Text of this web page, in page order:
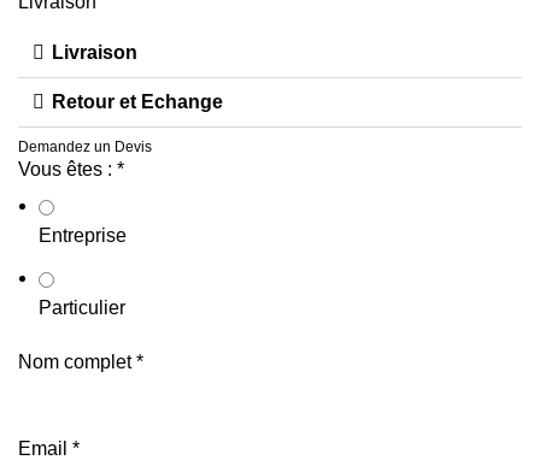
Livraison
Retour et Echange
Demandez un Devis
Vous êtes : *
Entreprise
Particulier
Nom complet*
Email *